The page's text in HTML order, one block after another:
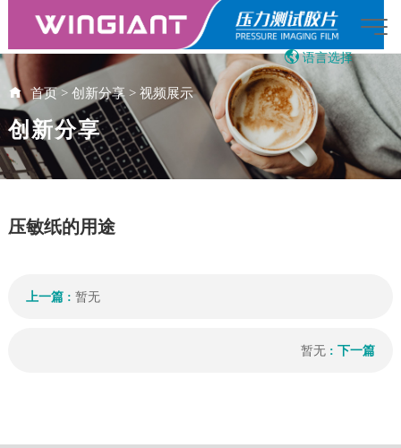
语言选择
English
繁体中文
Japanese
Vietnamese
首页 > 创新分享> 视频展示
创新分享
压敏纸的用途
上一篇 : 暂无
暂无 : 下一篇
AI智能助手 13:51:21
您好，我是智能助手LOADFILM，很高兴为
常见问题